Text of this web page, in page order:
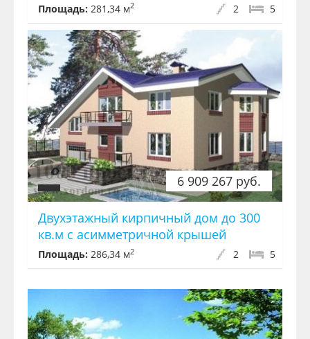
Площадь: 281,34 м2 5
2
6 909 267 руб.
Двухэтажный кирпичный дом до 300
кв.м с асимметричной крышей
Площадь: 286,34 м2 5
2